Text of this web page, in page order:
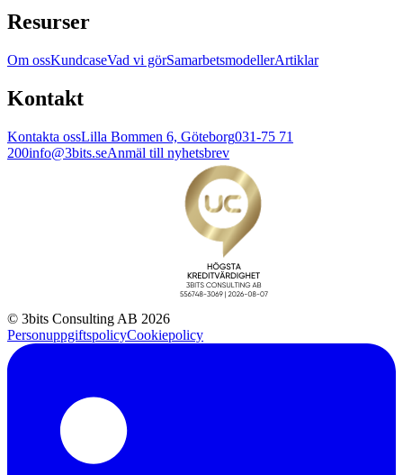
Resurser
Om ossKundcaseVad vi görSamarbetsmodellerArtiklar
Kontakt
Kontakta ossLilla Bommen 6, Göteborg031-75 71
200info@3bits.seAnmäl till nyhetsbrev
© 3bits Consulting AB 2026
PersonuppgiftspolicyCookiepolicy